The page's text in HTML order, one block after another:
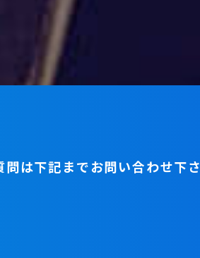
は下記までお問い合わせ下さ